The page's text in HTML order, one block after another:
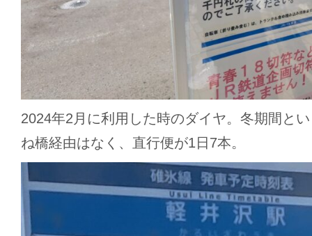
2024年2月に利用した時のダイヤ。冬期間と
ね橋経由はなく、直行便が1日7本。